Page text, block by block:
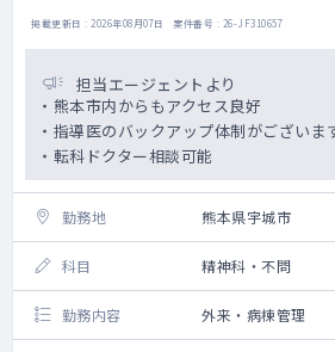
掲載更新日 : 2026年08月07日 案件番号 : 26-JF310657
担当エージェントより
・熊本市内からもアクセス良好
・指導医のバックアップ体制がございま
・転科ドクター相談可能
勤務地 熊本県宇城市
科目 精神科・不問
勤務内容 外来・病棟管理